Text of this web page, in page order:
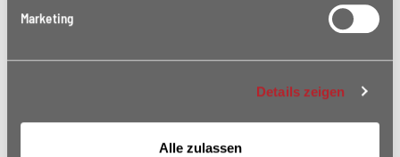
Marketing
Details zeigen
Alle zulassen
Bodenbelag in Schlafräumen: hochwertiger Laminatboden
Waschmaschinen- und Trockneranschluss in der Wohnung
LAGE